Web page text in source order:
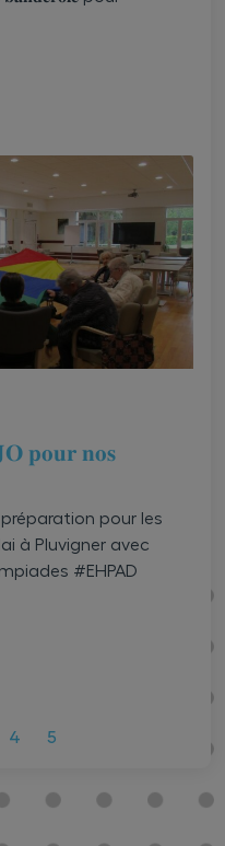
𝐩𝐨𝐮𝐫 𝐧𝐨𝐬
pour les
à Pluvigner avec
#EHPAD
4 5